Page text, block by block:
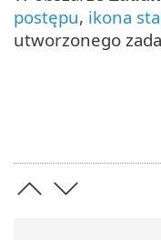
postępu, ikona
utworzonego